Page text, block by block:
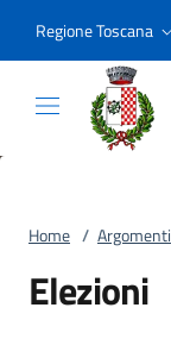
Regione Toscana
Home / Argomenti
Elezioni